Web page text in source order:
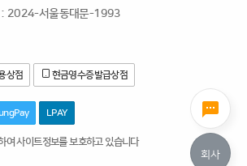
: 2024-서울동대문-1993
상점 현금영수증발급상점
LPAY
여 사이트정보를 보호하고 있습니다
회사